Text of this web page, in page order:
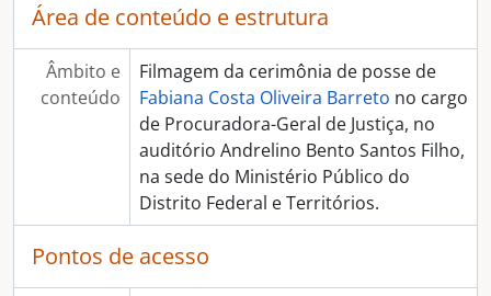
Área de conteúdo e estrutura
Âmbito e
conteúdo
Filmagem da cerimônia de posse de
Fabiana Costa Oliveira Barreto no cargo
de Procuradora-Geral de Justiça, no
auditório Andrelino Bento Santos Filho,
na sede do Ministério Público do
Distrito Federal e Territórios.
Pontos de acesso